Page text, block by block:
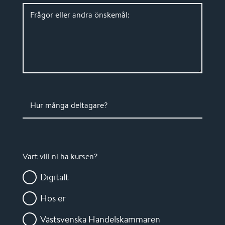
Frågor eller andra önskemål:
Hur många deltagare?
Vart vill ni ha kursen?
Digitalt
Hos er
Västsvenska Handelskammaren